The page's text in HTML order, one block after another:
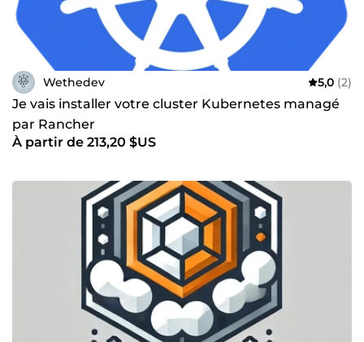
Rancher pour la gestion de clusters dans des
environnements hybrides Je propose mes services pour
vous accompagner dans l'installation de vos outils, la
conception, le déploiement et l’optimisation de vos
infrastructures, afin de garantir leur performance et leur
fiabilité.Wethedev 5,0 (2)
Je vais installer votre cluster Kubernetes managé
par Rancher
À partir de 213,20 $US